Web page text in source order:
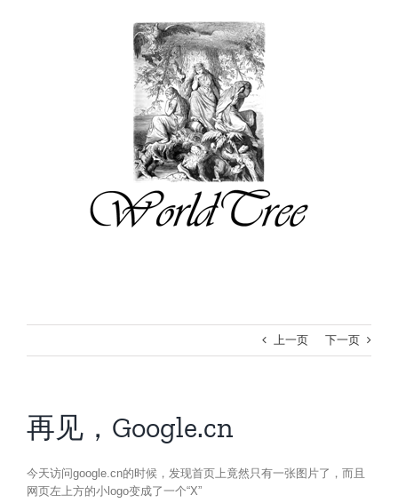
上一页 下一页
再见，Google.cn
今天访问google.cn的时候，发现首页上竟然只有一张图片了，而且
网页左上方的小logo变成了一个“X”